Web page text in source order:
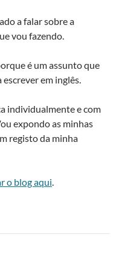
a falar sobre a
vou fazendo.
é um assunto que
em inglês.
individualmente e com
expondo as minhas
registo da minha
o blog aqui.